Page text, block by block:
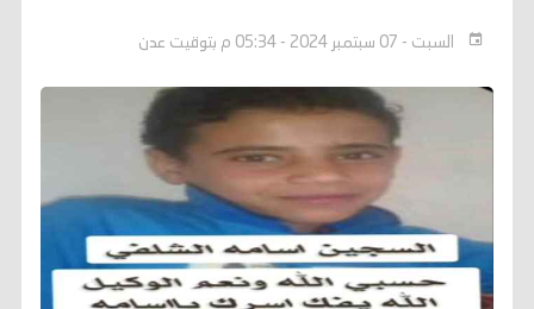
السبت - 07 سبتمبر 2024 - 05:34 م بتوقيت عدن